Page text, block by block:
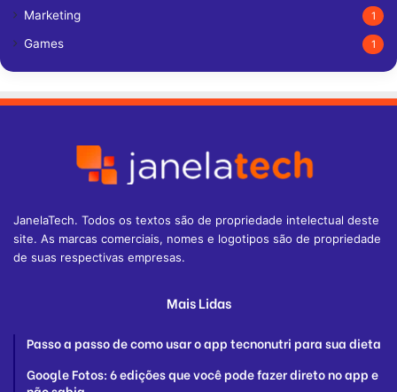
Marketing 1
Games 1
JanelaTech. Todos os textos são de propriedade intelectual deste
site. As marcas comerciais, nomes e logotipos são de propriedade
de suas respectivas empresas.
Mais Lidas
Passo a passo de como usar o app tecnonutri para sua dieta
Google Fotos: 6 edições que você pode fazer direto no app e